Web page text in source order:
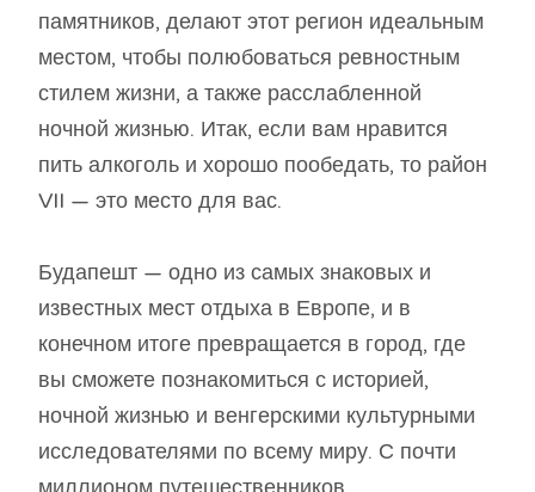
памятников, делают этот регион идеальным
местом, чтобы полюбоваться ревностным
стилем жизни, а также расслабленной
ночной жизнью. Итак, если вам нравится
пить алкоголь и хорошо пообедать, то район
VII — это место для вас.
Будапешт — одно из самых знаковых и
известных мест отдыха в Европе, и в
конечном итоге превращается в город, где
вы сможете познакомиться с историей,
ночной жизнью и венгерскими культурными
исследователями по всему миру. С почти
миллионом путешественников,